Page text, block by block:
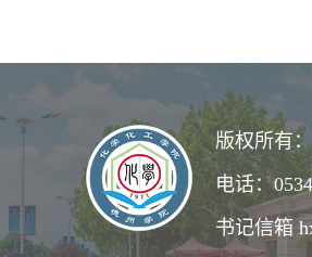
版权所有
电话：
书记信箱